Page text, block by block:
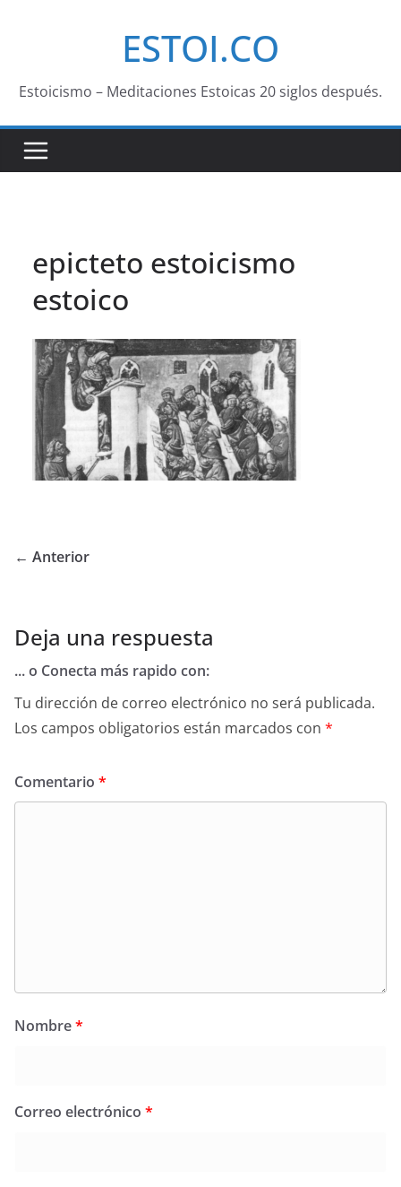
ESTOI.CO
Estoicismo – Meditaciones Estoicas 20 siglos después.
epicteto estoicismo
estoico
← Anterior
Deja una respuesta
... o Conecta más rapido con:
Tu dirección de correo electrónico no será publicada.
Los campos obligatorios están marcados con *
Comentario *
Nombre*
Correo electrónico *